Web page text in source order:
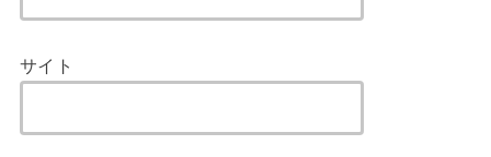
サイト